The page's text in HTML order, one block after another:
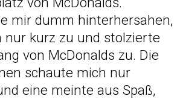
mir dumm hinterhersahen,
nur kurz zu und stolzierte
von McDonalds zu. Die
schaute mich nur
eine meinte aus Spaß,